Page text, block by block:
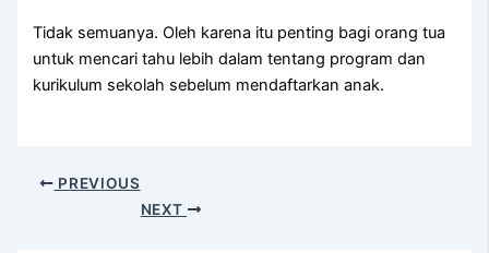
Tidak semuanya. Oleh karena itu penting bagi orang tua
untuk mencari tahu lebih dalam tentang program dan
kurikulum sekolah sebelum mendaftarkan anak.
PREVIOUS
NEXT